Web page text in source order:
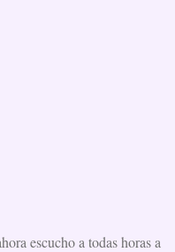
escucho a todas horas a